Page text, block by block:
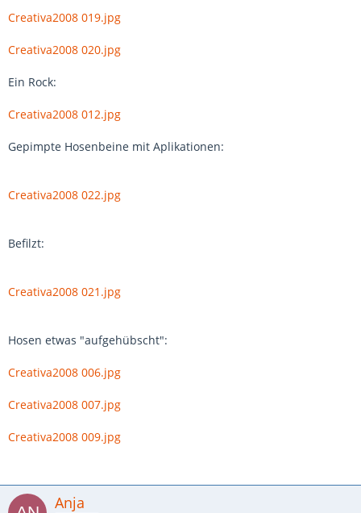
Creativa2008 019.jpg
Creativa2008 020.jpg
Ein Rock:
Creativa2008 012.jpg
Gepimpte Hosenbeine mit Aplikationen:
Creativa2008 022.jpg
Befilzt:
Creativa2008 021.jpg
Hosen etwas "aufgehübscht":
Creativa2008 006.jpg
Creativa2008 007.jpg
Creativa2008 009.jpg
Anja